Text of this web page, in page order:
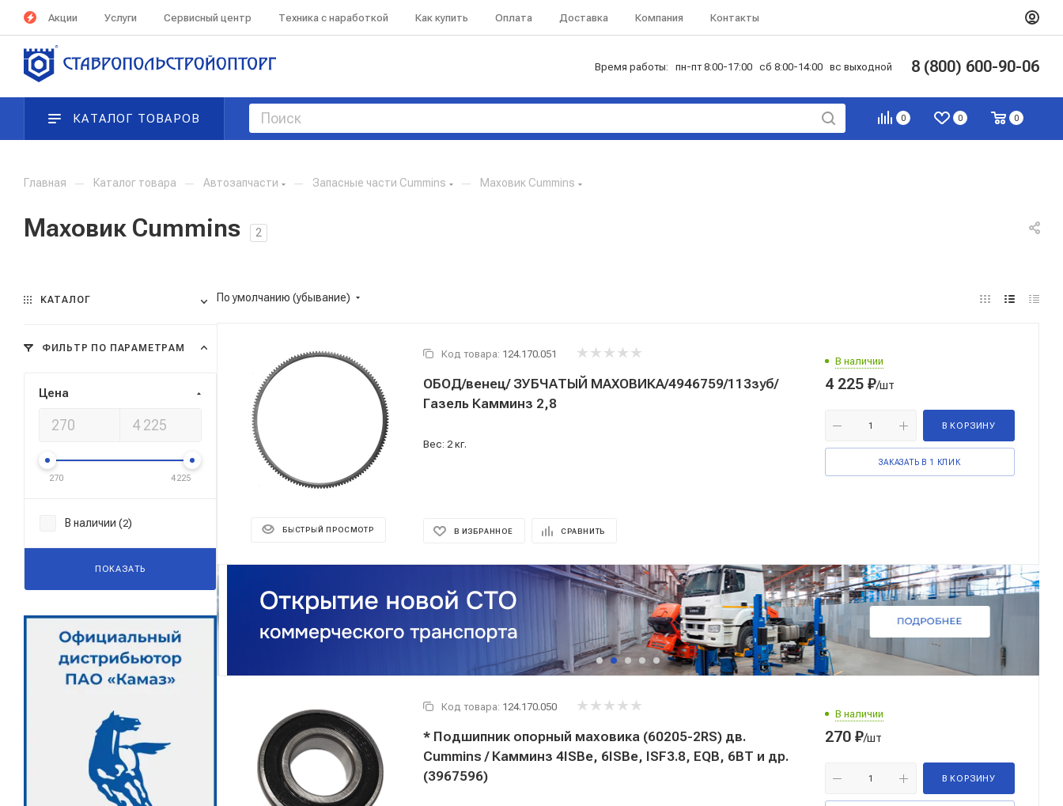
Акции Услуги Сервисный центр Техника с наработкой Как купить Оплата Доставка Компания Контакты
Время работы: пн-пт 8:00-17:00 сб 8:00-14:00 вс выходной 8 (800) 600-90-06
0 0 0
КАТАЛОГ ТОВАРОВ
Главная — Каталог товара — Автозапчасти — Запасные части Cummins — Маховик Cummins
Маховик Cummins 2
По умолчанию (убывание)
БЫСТРЫЙ ПРОСМОТР
Код товара: 124.170.051
ОБОД/венец/ ЗУБЧАТЫЙ МАХОВИКА/4946759/113зуб/
Газель Камминз 2,8
Вес: 2 кг.
В ИЗБРАННОЕ СРАВНИТЬ
В наличии
4 225 ₽/шт
В КОРЗИНУ
ЗАКАЗАТЬ В 1 КЛИК
Код товара: 124.170.050
* Подшипник опорный маховика (60205-2RS) дв.
Cummins / Камминз 4ISBe, 6ISBe, ISF3.8, EQB, 6BT и др.
(3967596)
В наличии
270 ₽/шт
В КОРЗИНУ
КАТАЛОГ
ФИЛЬТР ПО ПАРАМЕТРАМ
Цена
270 4 225
В наличии (2)
ПОКАЗАТЬ